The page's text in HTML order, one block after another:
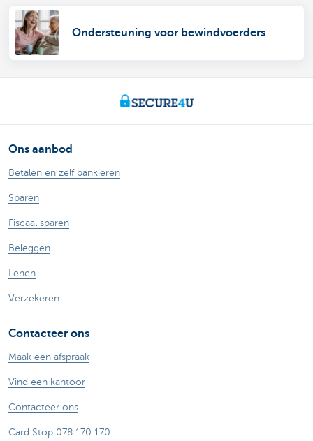
Ondersteuning voor bewindvoerders
Ons aanbod
Betalen en zelf bankieren
Sparen
Fiscaal sparen
Beleggen
Lenen
Verzekeren
Contacteer ons
Maak een afspraak
Vind een kantoor
Contacteer ons
Card Stop 078 170 170